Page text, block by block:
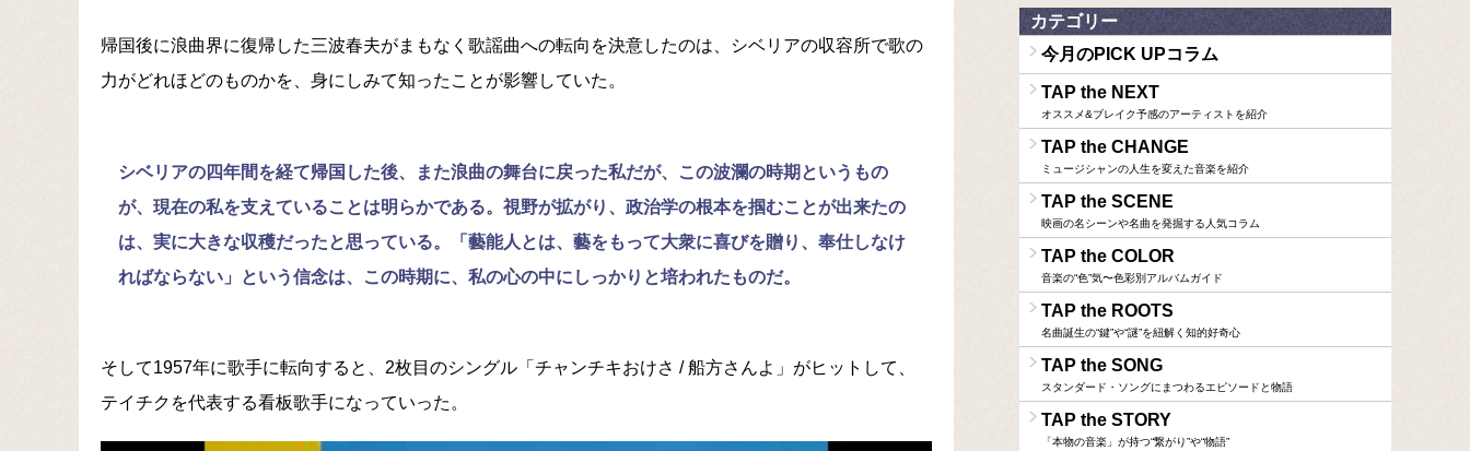
帰国後に浪曲界に復帰した三波春夫がまもなく歌謡曲への転向を決意したのは、シベリアの収容所で歌の
力がどれほどのものかを、身にしみて知ったことが影響していた。
シベリアの四年間を経て帰国した後、また浪曲の舞台に戻った私だが、この波瀾の時期というもの
が、現在の私を支えていることは明らかである。視野が拡がり、政治学の根本を掴むことが出来たの
は、実に大きな収穫だったと思っている。「藝能人とは、藝をもって大衆に喜びを贈り、奉仕しなけ
ればならない」という信念は、この時期に、私の心の中にしっかりと培われたものだ。
そして1957年に歌手に転向すると、2枚目のシングル「チャンチキおけさ / 船方さんよ」がヒットして、
テイチクを代表する看板歌手になっていった。
カテゴリー
今月のPICK UPコラム
TAP the NEXT
オススメ&ブレイク予感のアーティストを紹介
TAP the CHANGE
ミュージシャンの人生を変えた音楽を紹介
TAP the SCENE
映画の名シーンや名曲を発掘する人気コラム
TAP the COLOR
音楽の“色”気〜色彩別アルバムガイド
TAP the ROOTS
名曲誕生の“鍵”や“謎”を紐解く知的好奇心
TAP the SONG
スタンダード・ソングにまつわるエピソードと物語
TAP the STORY
「本物の音楽」が持つ“繋がり”や“物語”